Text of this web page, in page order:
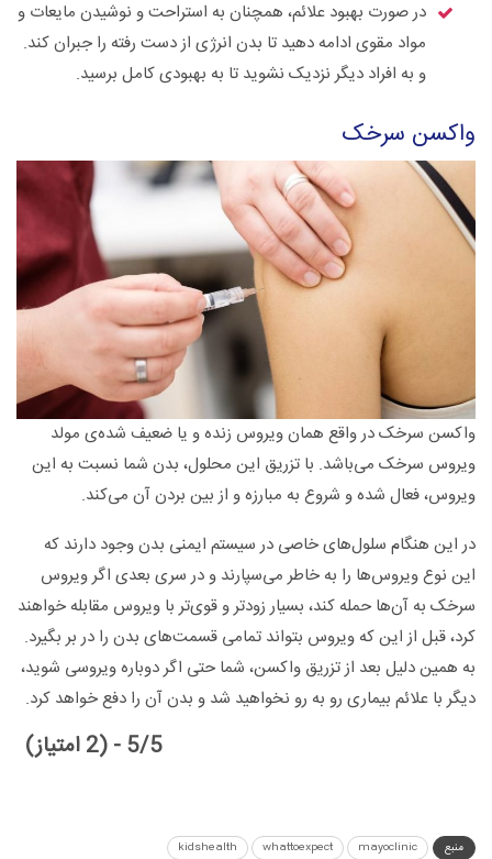
در صورت بهبود علائم، همچنان به استراحت و نوشیدن مایعات و
مواد مقوی ادامه دهید تا بدن انرژی از دست رفته را جبران کند.
و به افراد دیگر نزدیک نشوید تا به بهبودی کامل برسید.
واکسن سرخک
واکسن سرخک در واقع همان ویروس زنده و یا ضعیف شده‌ی مولد
ویروس سرخک می‌باشد. با تزریق این محلول، بدن شما نسبت به این
ویروس، فعال شده و شروع به مبارزه و از بین بردن آن می‌کند.
در این هنگام سلول‌های خاصی در سیستم ایمنی بدن وجود دارند که
این نوع ویروس‌ها را به خاطر می‌سپارند و در سری بعدی اگر ویروس
سرخک به آن‌ها حمله کند، بسیار زود‌تر و قوی‌تر با ویروس مقابله خواهند
کرد، قبل از این که ویروس بتواند تمامی قسمت‌های بدن را در بر بگیرد.
به همین دلیل بعد از تزریق واکسن، شما حتی اگر دوباره ویروسی شوید،
دیگر با علائم بیماری رو به رو نخواهید شد و بدن آن را دفع خواهد کرد.
5/5 - (2 امتیاز)
منبع mayoclinic
whattoexpect
kidshealth